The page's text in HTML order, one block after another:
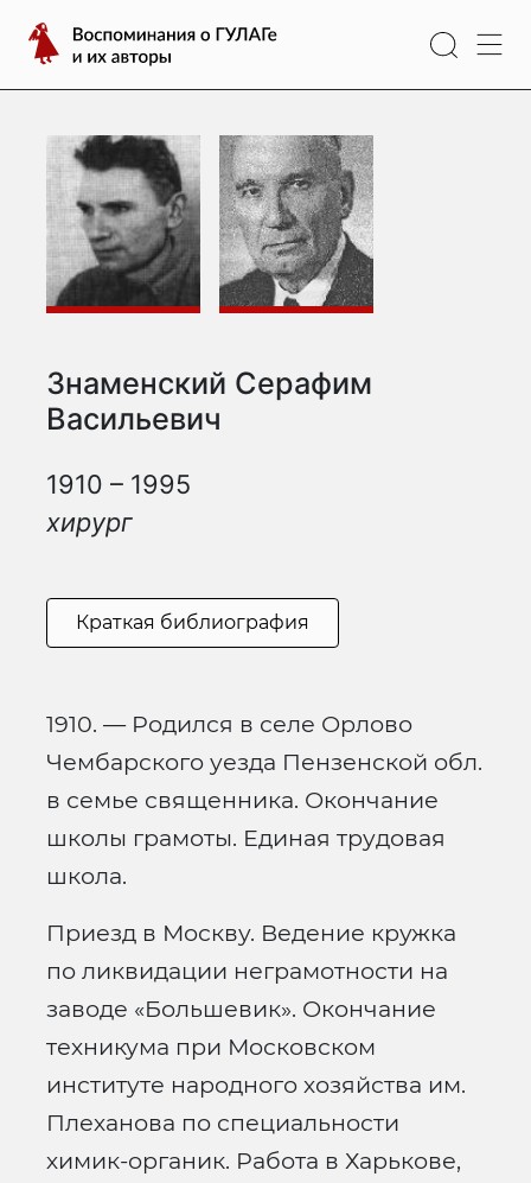
содержимому
Воспоминания
о
ГУЛАГе
авторы
Знаменский Серафим
Васильевич
1910 – 1995
хирург
Краткая библиография
1910. — Родился в селе Орлово
Чембарского уезда Пензенской обл.
в семье священника. Окончание
школы грамоты. Единая трудовая
школа.
Приезд в Москву. Ведение кружка
по ликвидации неграмотности на
заводе «Большевик». Окончание
техникума при Московском
институте народного хозяйства им.
Плеханова по специальности
химик-органик. Работа в Харькове,